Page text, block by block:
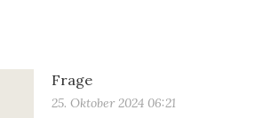
Frage
25. Oktober 2024 06:21